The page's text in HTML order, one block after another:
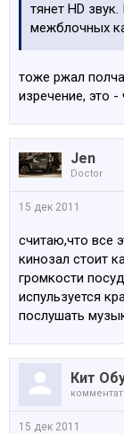
тянет HD
межблочных
ты ими с чем
Ну а эта
техники и
- подпишусь
тоже ржал
изречение, это
Jen
Doctor
15 дек 2011
считаю,что все
кинозал стоит
громкости
испульзуется
послушать
Кит
15 дек 2011